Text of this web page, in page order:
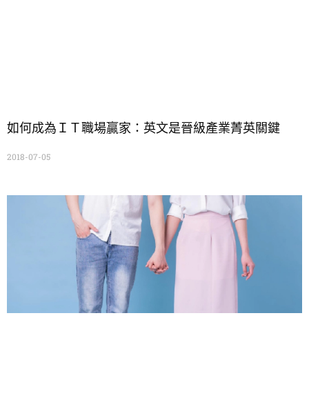
如何成為ＩＴ職場贏家：英文是晉級產業菁英關鍵
2018-07-05